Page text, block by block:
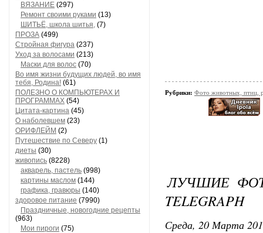
ВЯЗАНИЕ (297)
Ремонт своими руками (13)
ШИТЬЁ, школа шитья, (7)
ПРОЗА (499)
Стройная фигура (237)
Уход за волосами (213)
Маски для волос (70)
Во имя жизни будущих людей, во имя
тебя, Родина! (61)
ПОЛЕЗНО О КОМПЬЮТЕРАХ И
ПРОГРАММАХ (54)
Цитата-картина (45)
О наболевшем (23)
ОРИФЛЕЙМ (2)
Путешествие по Северу (1)
диеты (30)
живопись (8228)
акварель, пастель (998)
картины маслом (144)
графика, гравюры (140)
здоровое питание (7990)
Праздничные, новогодние рецепты
(963)
Мои пироги (75)
Рубрики: Фото животных, птиц,
ЛУЧШИЕ
TELEGRAPH
Среда, 20 Марта